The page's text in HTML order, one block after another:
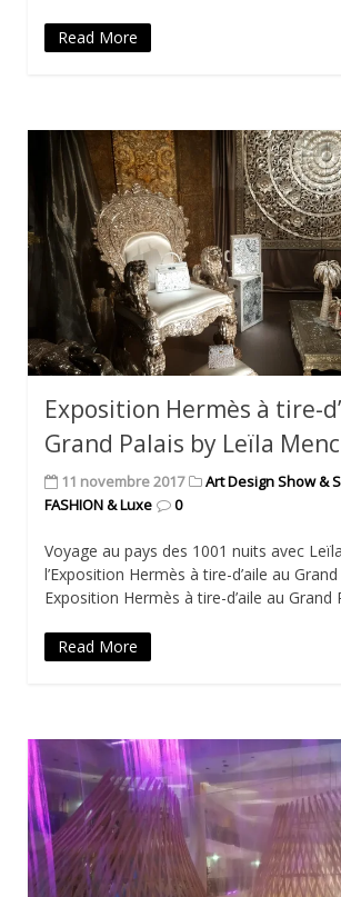
Read More
Exposition Hermès à tire-
Grand Palais by Leïla
11 novembre 2017 Art Design Show &
FASHION & Luxe
0
Voyage au pays des 1001 nuits avec
l’Exposition Hermès à tire-d’aile au
Exposition Hermès à tire-d’aile au Grand
Read More